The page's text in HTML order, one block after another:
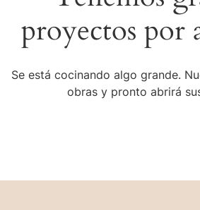
proyectos por
Se está cocinando algo grande.
obras y pronto abrirá